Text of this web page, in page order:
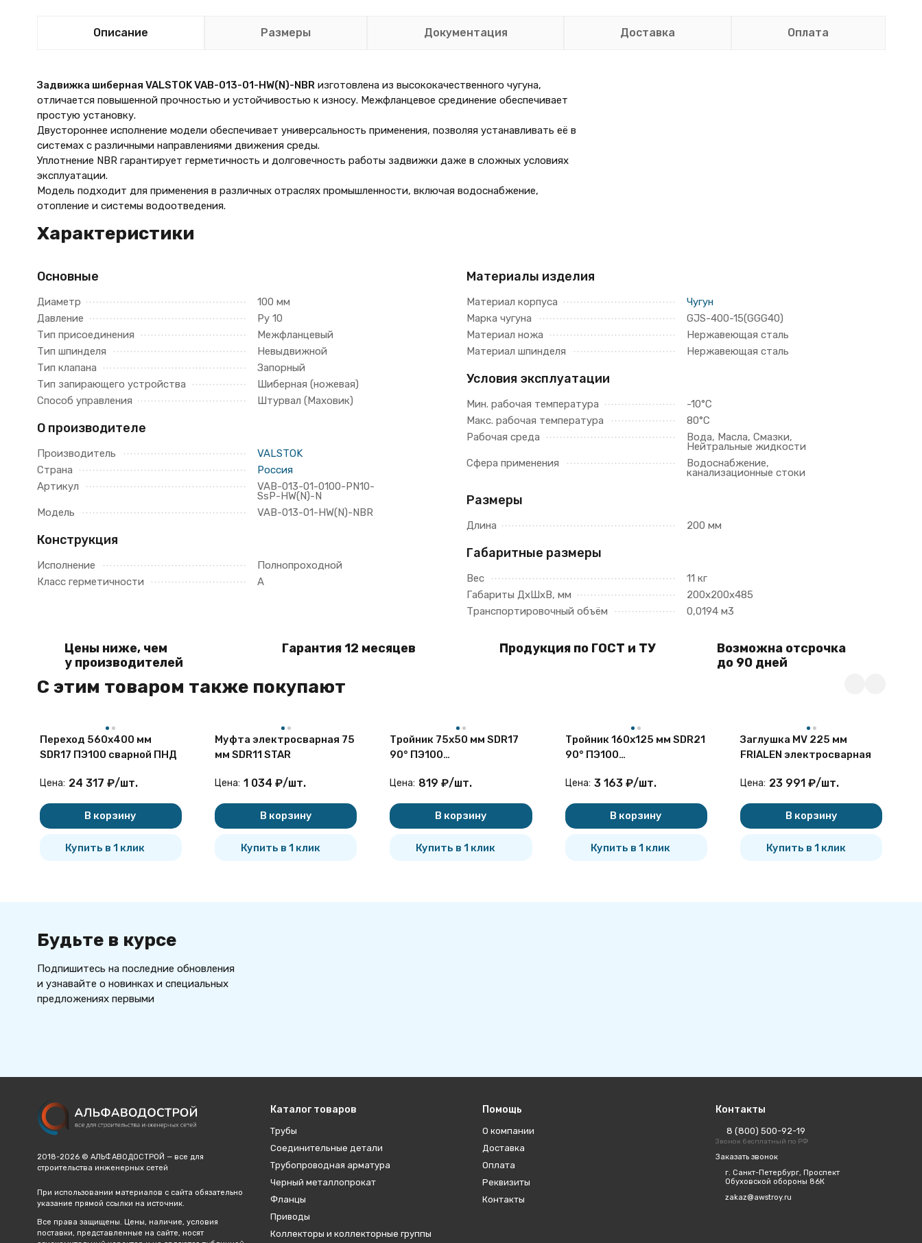
Описание Размеры Документация Доставка Оплата
Задвижка шиберная VALSTOK VAB-013-01-HW(N)-NBRизготовлена из высококачественного чугуна,
отличается повышенной прочностью и устойчивостью к износу. Межфланцевое срединение обеспечивает
простую установку.
Двустороннее исполнение модели обеспечивает универсальность применения, позволяя устанавливать её в
системах с различными направлениями движения среды.
Уплотнение NBR гарантирует герметичность и долговечность работы задвижки даже в сложных условиях
эксплуатации.
Модель подходит для применения в различных отраслях промышленности, включая водоснабжение,
отопление и системы водоотведения.
Характеристики
Основные
Диаметр
100 мм
Давление
Ру 10
Тип присоединения
Межфланцевый
Тип шпинделя
Невыдвижной
Тип клапана
Запорный
Тип запирающего устройства
Шиберная (ножевая)
Способ управления
Штурвал (Маховик)
О производителе
Производитель
VALSTOK
Страна
Россия
Артикул
VAB-013-01-0100-PN10-
SsP-HW(N)-N
Модель
VAB-013-01-HW(N)-NBR
Конструкция
Исполнение
Полнопроходной
Класс герметичности
A
Материалы изделия
Материал корпуса
Чугун
Марка чугуна
GJS-400-15(GGG40)
Материал ножа
Нержавеющая сталь
Материал шпинделя
Нержавеющая сталь
Условия эксплуатации
Мин. рабочая температура
-10°C
Макс. рабочая температура
80°C
Рабочая среда
Вода, Масла, Смазки,
Нейтральные жидкости
Сфера применения
Водоснабжение,
канализационные стоки
Размеры
Длина 200 мм
Габаритные размеры
Вес
11 кг
Габариты ДхШхВ, мм
200x200x485
Транспортировочный объём
0,0194 м3
Цены ниже, чем
у производителей
Гарантия 12 месяцев Продукция по ГОСТ и ТУ
Возможна отсрочка
до 90 дней
C этим товаром также покупают
Переход 560х400 мм
SDR17 ПЭ100 сварной ПНД
Цена: 24 317 ₽/шт.
В корзину
Купить в 1 клик
Муфта электросварная 75
мм SDR11 STAR
Цена: 1 034 ₽/шт.
В корзину
Купить в 1 клик
Тройник 75х50 мм SDR17
90° ПЭ100
сварной сегментный ПНД
Цена: 819 ₽/шт.
В корзину
Купить в 1 клик
Тройник 160х125 мм SDR21
90° ПЭ100
сварной сегментный ПНД
Цена: 3 163 ₽/шт.
В корзину
Купить в 1 клик
Заглушка MV 225 мм
FRIALEN электросварная
Цена: 23 991 ₽/шт.
В корзину
Купить в 1 клик
Будьте в курсе
Подпишитесь на последние обновления
и узнавайте о новинках и специальных
предложениях первыми
2018-2026 © АЛЬФАВОДОСТРОЙ — все для
строительства инженерных сетей
При использовании материалов с сайта обязательно
указание прямой ссылки на источник.
Все права защищены. Цены, наличие, условия
поставки, представленные на сайте, носят
Каталог товаров
Трубы
Соединительные детали
Трубопроводная арматура
Черный металлопрокат
Фланцы
Приводы
Коллекторы и коллекторные группы
Помощь
О компании
Доставка
Оплата
Реквизиты
Контакты
Контакты
8 (800) 500-92-19
Звонок бесплатный по РФ
Заказать звонок
г. Санкт-Петербург, Проспект
Обуховской обороны 86К
zakaz@awstroy.ru